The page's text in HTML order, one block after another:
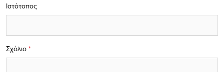
Σχόλιο *
Ιστότοπος